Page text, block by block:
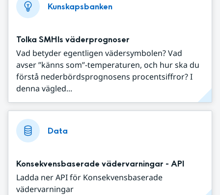
Kunskapsbanken
Tolka SMHIs väderprognoser
Vad betyder egentligen vädersymbolen? Vad
avser ”känns som”-temperaturen, och hur ska du
förstå nederbördsprognosens procentsiffror? I
denna vägled...
Data
Konsekvensbaserade vädervarningar - API
Ladda ner API för Konsekvensbaserade
vädervarningar